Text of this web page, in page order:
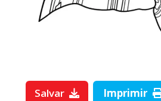
Salvar Imprimir